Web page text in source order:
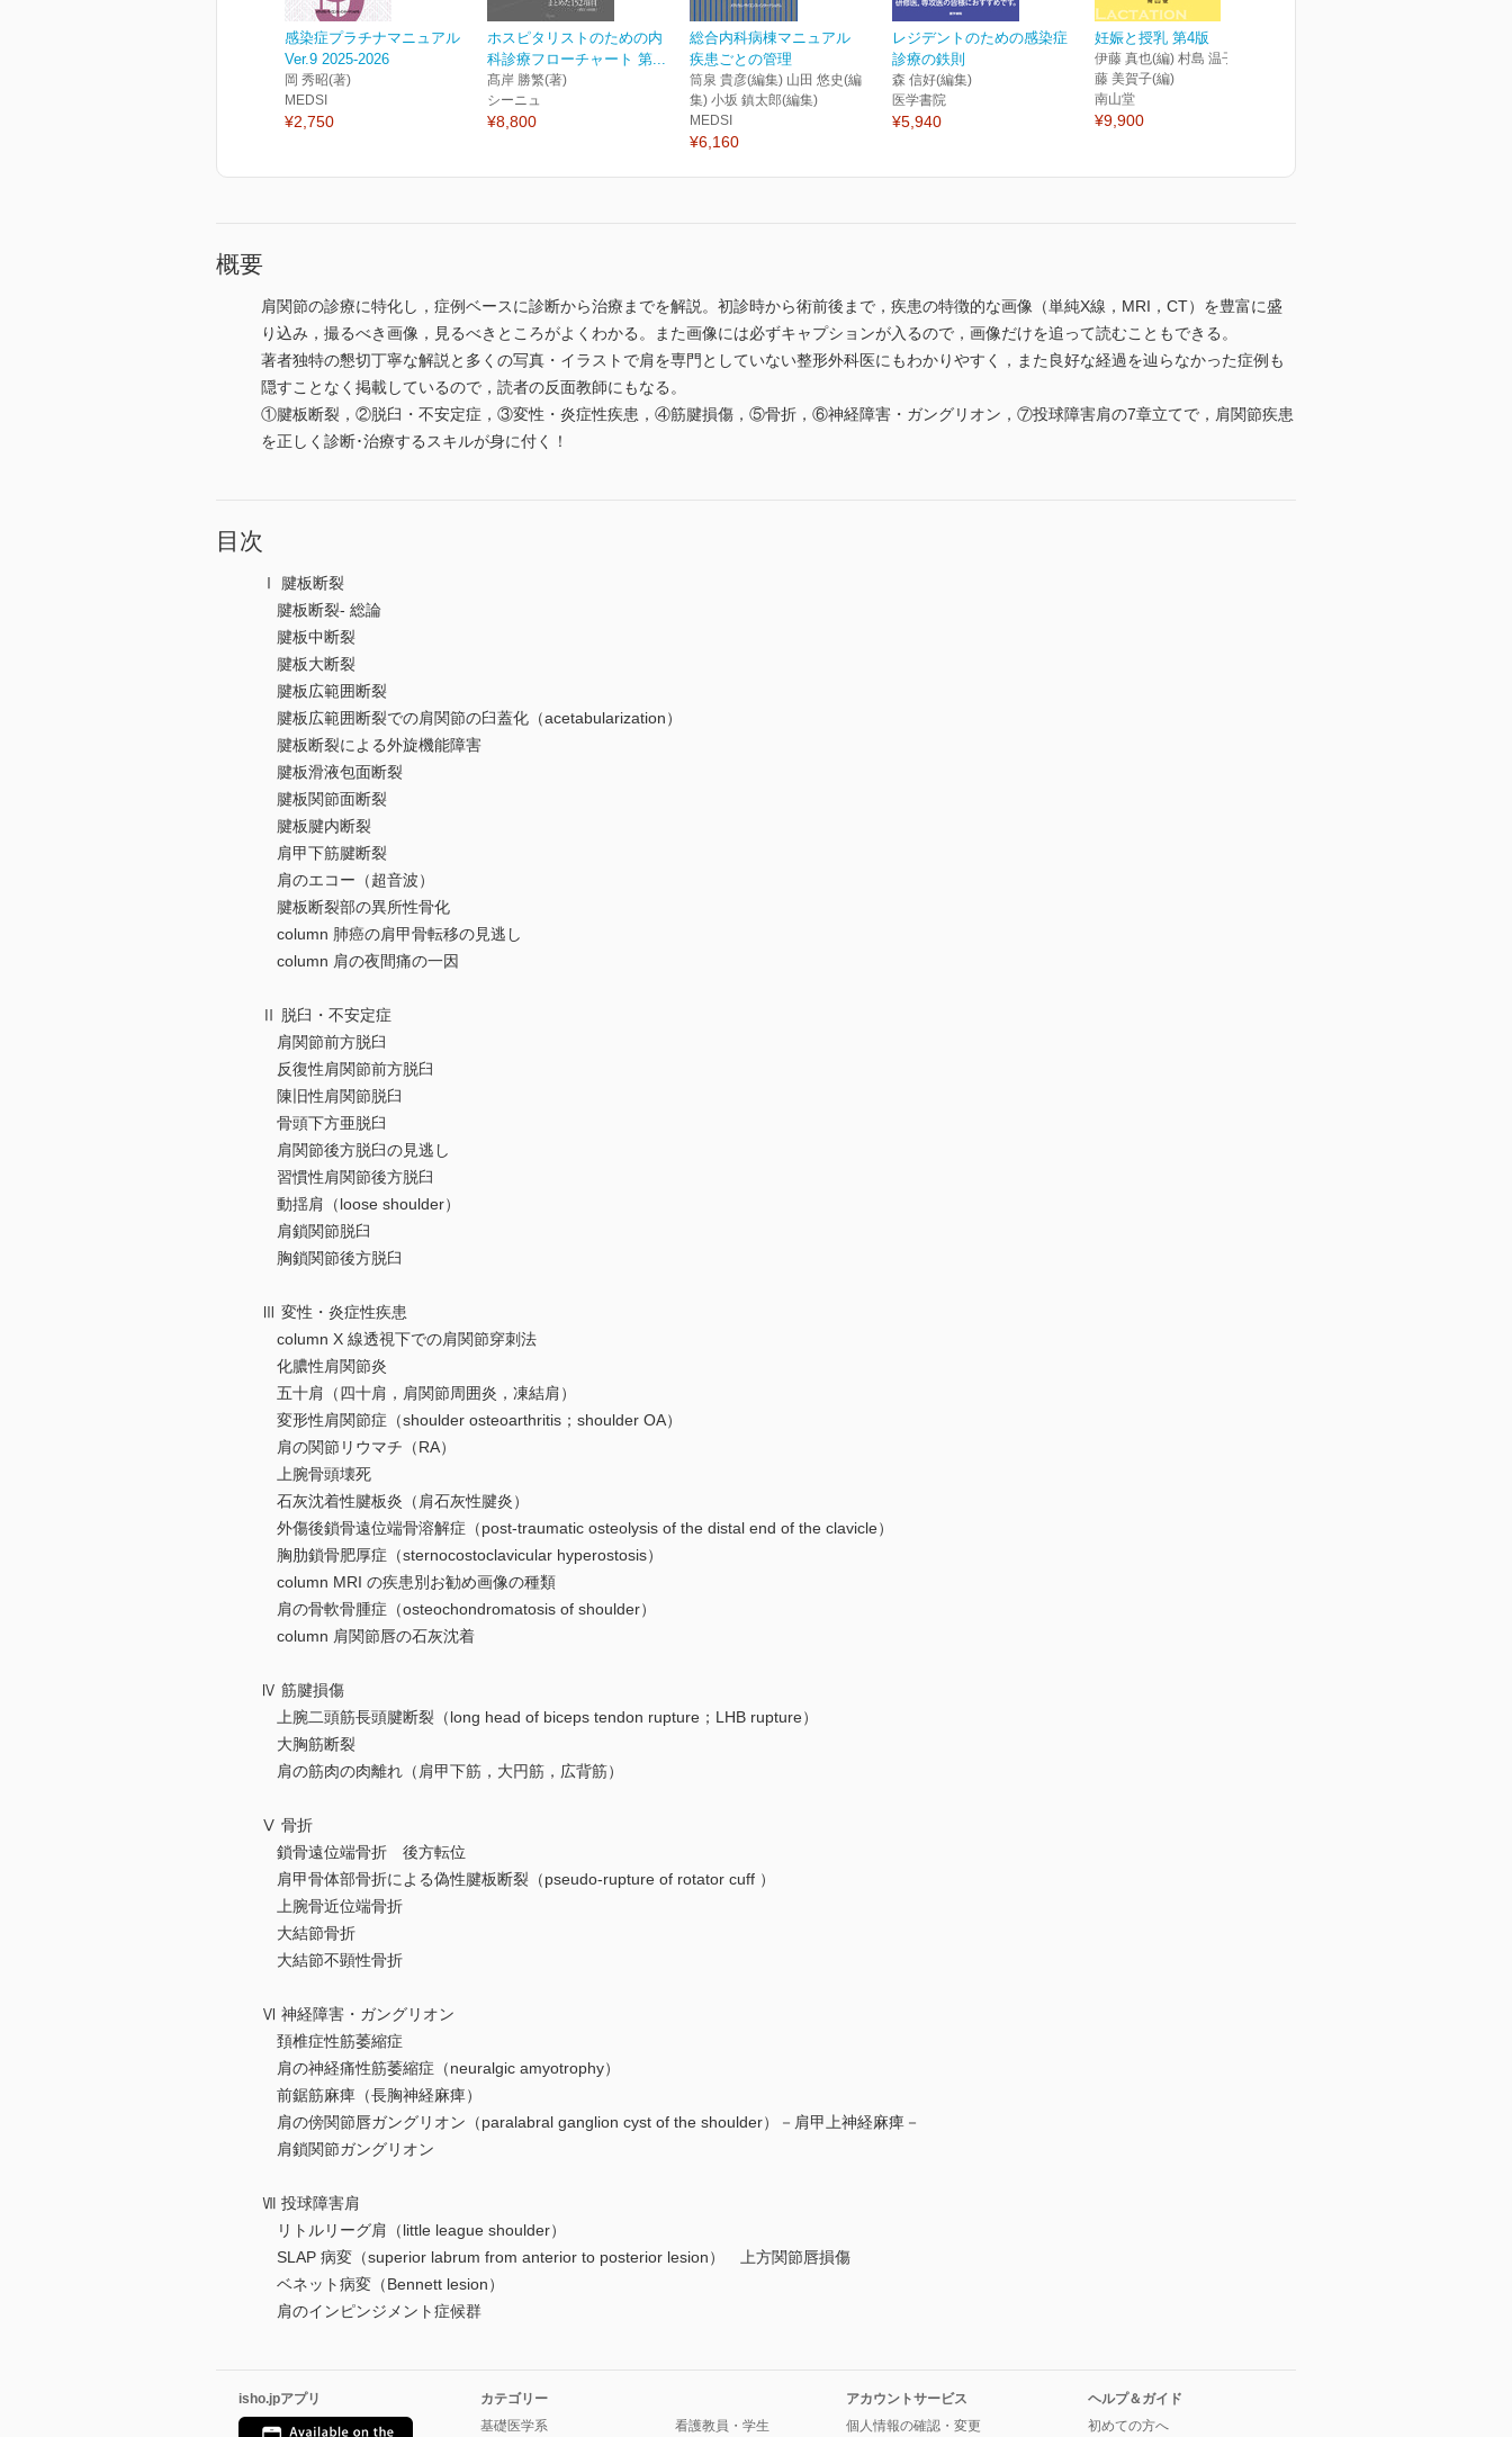
感染症プラチナマニュアル
Ver.9 2025-2026
岡 秀昭(著)
MEDSI
¥2,750
ホスピタリストのための内
科診療フローチャート 第...
髙岸 勝繁(著)
シーニュ
¥8,800
総合内科病棟マニュアル
疾患ごとの管理
筒泉 貴彦(編集) 山田 悠史(編
集) 小坂 鎮太郎(編集)
MEDSI
¥6,160
レジデントのための感染症
診療の鉄則
森 信好(編集)
医学書院
¥5,940
妊娠と授乳 第4版
伊藤 真也(編) 村島 温子(編) 後
藤 美賀子(編)
南山堂
¥9,900
概要
肩関節の診療に特化し，症例ベースに診断から治療までを解説。初診時から術前後まで，疾患の特徴的な画像（単純X線，MRI，CT）を豊富に盛
り込み，撮るべき画像，見るべきところがよくわかる。また画像には必ずキャプションが入るので，画像だけを追って読むこともできる。
著者独特の懇切丁寧な解説と多くの写真・イラストで肩を専門としていない整形外科医にもわかりやすく，また良好な経過を辿らなかった症例も
隠すことなく掲載しているので，読者の反面教師にもなる。
①腱板断裂，②脱臼・不安定症，③変性・炎症性疾患，④筋腱損傷，⑤骨折，⑥神経障害・ガングリオン，⑦投球障害肩の7章立てで，肩関節疾患
を正しく診断･治療するスキルが身に付く！
目次
Ⅰ 腱板断裂
腱板断裂- 総論
腱板中断裂
腱板大断裂
腱板広範囲断裂
腱板広範囲断裂での肩関節の臼蓋化（acetabularization）
腱板断裂による外旋機能障害
腱板滑液包面断裂
腱板関節面断裂
腱板腱内断裂
肩甲下筋腱断裂
肩のエコー（超音波）
腱板断裂部の異所性骨化
column 肺癌の肩甲骨転移の見逃し
column 肩の夜間痛の一因
Ⅱ 脱臼・不安定症
肩関節前方脱臼
反復性肩関節前方脱臼
陳旧性肩関節脱臼
骨頭下方亜脱臼
肩関節後方脱臼の見逃し
習慣性肩関節後方脱臼
動揺肩（loose shoulder）
肩鎖関節脱臼
胸鎖関節後方脱臼
Ⅲ 変性・炎症性疾患
column X 線透視下での肩関節穿刺法
化膿性肩関節炎
五十肩（四十肩，肩関節周囲炎，凍結肩）
変形性肩関節症（shoulder osteoarthritis；shoulder OA）
肩の関節リウマチ（RA）
上腕骨頭壊死
石灰沈着性腱板炎（肩石灰性腱炎）
外傷後鎖骨遠位端骨溶解症（post-traumatic osteolysis of the distal end of the clavicle）
胸肋鎖骨肥厚症（sternocostoclavicular hyperostosis）
column MRI の疾患別お勧め画像の種類
肩の骨軟骨腫症（osteochondromatosis of shoulder）
column 肩関節唇の石灰沈着
Ⅳ 筋腱損傷
上腕二頭筋長頭腱断裂（long head of biceps tendon rupture；LHB rupture）
大胸筋断裂
肩の筋肉の肉離れ（肩甲下筋，大円筋，広背筋）
Ⅴ 骨折
鎖骨遠位端骨折 後方転位
肩甲骨体部骨折による偽性腱板断裂（pseudo-rupture of rotator cuff ）
上腕骨近位端骨折
大結節骨折
大結節不顕性骨折
Ⅵ 神経障害・ガングリオン
頚椎症性筋萎縮症
肩の神経痛性筋萎縮症（neuralgic amyotrophy）
前鋸筋麻痺（長胸神経麻痺）
肩の傍関節唇ガングリオン（paralabral ganglion cyst of the shoulder）－肩甲上神経麻痺－
肩鎖関節ガングリオン
Ⅶ 投球障害肩
リトルリーグ肩（little league shoulder）
SLAP 病変（superior labrum from anterior to posterior lesion） 上方関節唇損傷
ベネット病変（Bennett lesion）
肩のインピンジメント症候群
isho.jpアプリ
カテゴリー
基礎医学系
看護教員・学生
アカウントサービス
個人情報の確認・変更
ヘルプ＆ガイド
初めての方へ